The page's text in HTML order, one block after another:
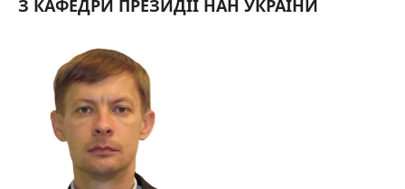
З КАФЕДРИ ПРЕЗИДІЇ НАН УКРАЇНИ